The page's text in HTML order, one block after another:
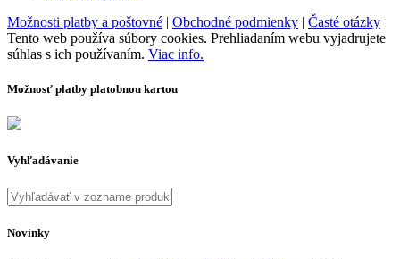
Možnosti platby a poštovné | Obchodné podmienky | Časté otázky
Tento web používa súbory cookies. Prehliadaním webu vyjadrujete
súhlas s ich používaním. Viac info.
Možnosť platby platobnou kartou
Vyhľadávanie
Novinky